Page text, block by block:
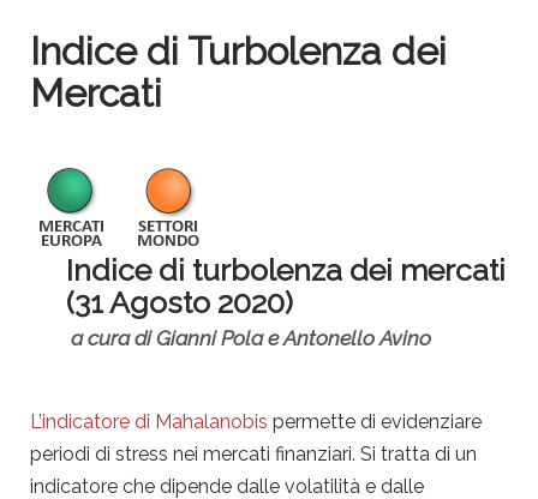
Indice di Turbolenza dei
Mercati
Indice di turbolenza dei mercati
(31 Agosto 2020)
a cura di Gianni Pola e Antonello Avino
L’indicatore di Mahalanobis permette di evidenziare
periodi di stress nei mercati finanziari. Si tratta di un
indicatore che dipende dalle volatilità e dalle